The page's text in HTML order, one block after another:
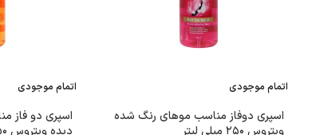
اتمام موجودی
اسپری دوفاز مناسب موهای رنگ شده
ویتروس ۲۵۰ میلی لیتر
اتمام موجودی
اسپری دو فاز
دیده ویتروس ۲۵۰ میلی لیتر